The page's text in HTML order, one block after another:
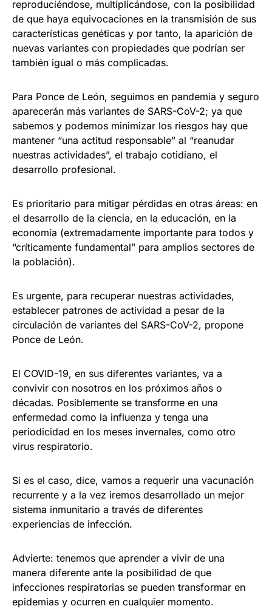
reproduciéndose, multiplicándose, con la posibilidad
de que haya equivocaciones en la transmisión de sus
características genéticas y por tanto, la aparición de
nuevas variantes con propiedades que podrían ser
también igual o más complicadas.
Para Ponce de León, seguimos en pandemia y seguro
aparecerán más variantes de SARS-CoV-2; ya que
sabemos y podemos minimizar los riesgos hay que
mantener “una actitud responsable” al “reanudar
nuestras actividades”, el trabajo cotidiano, el
desarrollo profesional.
Es prioritario para mitigar pérdidas en otras áreas: en
el desarrollo de la ciencia, en la educación, en la
economía (extremadamente importante para todos y
“críticamente fundamental” para amplios sectores de
la población).
Es urgente, para recuperar nuestras actividades,
establecer patrones de actividad a pesar de la
circulación de variantes del SARS-CoV-2, propone
Ponce de León.
El COVID-19, en sus diferentes variantes, va a
convivir con nosotros en los próximos años o
décadas. Posiblemente se transforme en una
enfermedad como la influenza y tenga una
periodicidad en los meses invernales, como otro
virus respiratorio.
Si es el caso, dice, vamos a requerir una vacunación
recurrente y a la vez iremos desarrollado un mejor
sistema inmunitario a través de diferentes
experiencias de infección.
Advierte: tenemos que aprender a vivir de una
manera diferente ante la posibilidad de que
infecciones respiratorias se pueden transformar en
epidemias y ocurren en cualquier momento.